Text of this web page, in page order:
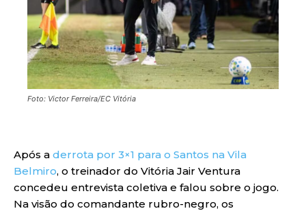
Foto: Victor Ferreira/EC Vitória
Após a derrota por 3×1 para o Santos na Vila
Belmiro, o treinador do Vitória Jair Ventura
concedeu entrevista coletiva e falou sobre o jogo.
Na visão do comandante rubro-negro, os